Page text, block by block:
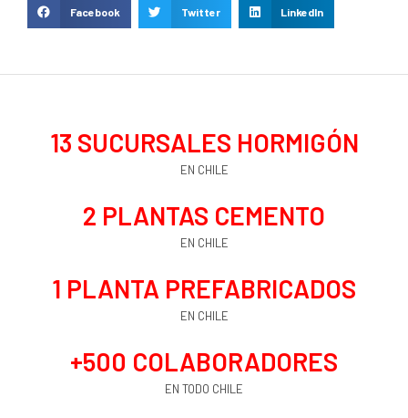
Facebook Twitter LinkedIn
EN CHILE
13 SUCURSALES HORMIGÓN
EN CHILE
2 PLANTAS CEMENTO
EN CHILE
1 PLANTA PREFABRICADOS
EN TODO CHILE
+500 COLABORADORES